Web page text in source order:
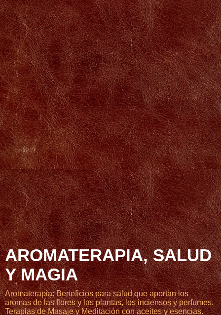
AROMATERAPIA, SALUD
Y MAGIA
Aromaterapia: Beneficios para salud que aportan los
aromas de las flores y las plantas, los inciensos y perfumes.
Terapias de Masaje y Meditación con aceites y esencias.